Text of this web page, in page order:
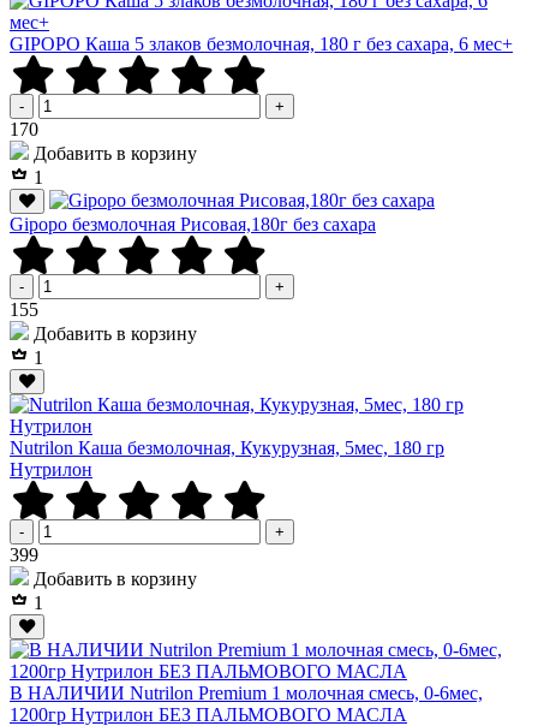
GIPOPO Каша 5 злаков безмолочная, 180 г без сахара, 6 мес+
- +
170Р
Добавить в корзину
1
Gipopo безмолочная Рисовая,180г без сахара
- +
155Р
Добавить в корзину
1
Nutrilon Каша безмолочная, Кукурузная, 5мес, 180 гр
Нутрилон
- +
399Р
Добавить в корзину
1
В НАЛИЧИИ Nutrilon Premium 1 молочная смесь, 0-6мес,
1200гр Нутрилон БЕЗ ПАЛЬМОВОГО МАСЛА